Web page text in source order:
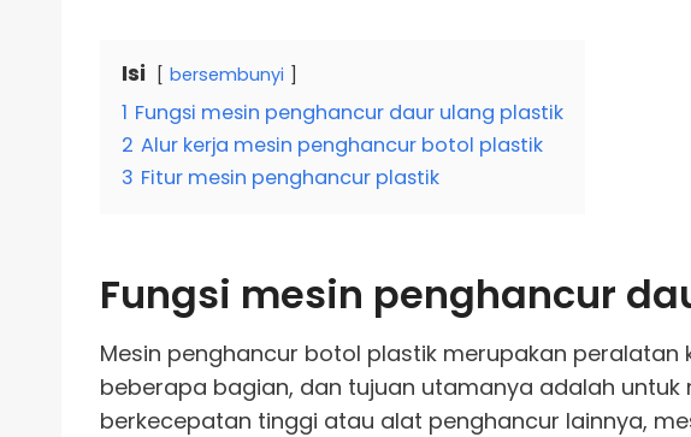
Isi bersembunyi
1 Fungsi mesin penghancur daur ulang plastik
2 Alur kerja mesin penghancur botol plastik
3 Fitur mesin penghancur plastik
Fungsi mesin penghancur
Mesin penghancur botol plastik merupakan
beberapa bagian, dan tujuan utamanya adalah
berkecepatan tinggi atau alat penghancur lainnya,